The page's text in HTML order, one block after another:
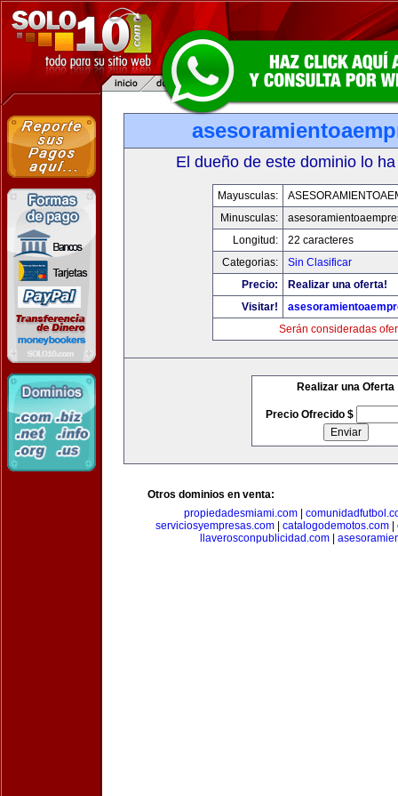
El dueño de este dominio lo
Mayusculas:
Minusculas:
Longitud:
22 caracteres
Categorias:
Sin Clasificar
Precio:
Realizar una oferta!
Visitar!
Serán consideradas
Realizar una Oferta
Precio Ofrecido $
Otros dominios en venta:
propiedadesmiami.com
serviciosyempresas.com
catalogodemotos.com
llaverosconpublicidad.com|